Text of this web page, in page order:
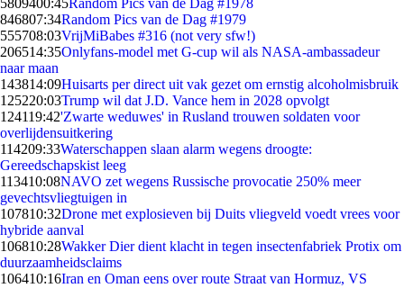
5809400:45Random Pics van de Dag #1978
846807:34Random Pics van de Dag #1979
555708:03VrijMiBabes #316 (not very sfw!)
206514:35Onlyfans-model met G-cup wil als NASA-ambassadeur
naar maan
143814:09Huisarts per direct uit vak gezet om ernstig alcoholmisbruik
125220:03Trump wil dat J.D. Vance hem in 2028 opvolgt
124119:42'Zwarte weduwes' in Rusland trouwen soldaten voor
overlijdensuitkering
114209:33Waterschappen slaan alarm wegens droogte:
Gereedschapskist leeg
113410:08NAVO zet wegens Russische provocatie 250% meer
gevechtsvliegtuigen in
107810:32Drone met explosieven bij Duits vliegveld voedt vrees voor
hybride aanval
106810:28Wakker Dier dient klacht in tegen insectenfabriek Protix om
duurzaamheidsclaims
106410:16Iran en Oman eens over route Straat van Hormuz, VS